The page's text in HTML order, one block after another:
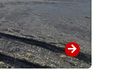
arrow_forward